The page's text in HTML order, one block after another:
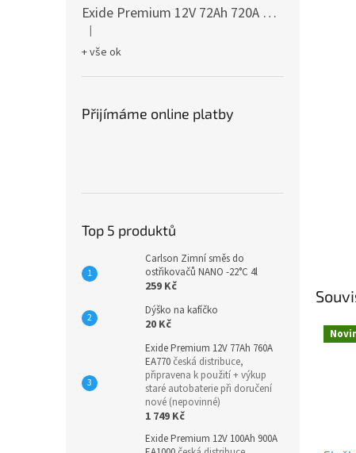
Exide Premium 12V 72Ah 720A EA722 česká
Hodnocení produktu je 5 z 5 hvězdiček.
|
+ vše ok
Přijímáme online platby
Top 5 produktů
Carlson Zimní směs do
ostřikovačů NANO -22°C 4l
259 Kč
Dýško na kafíčko
20 Kč
Exide Premium 12V 77Ah 760A
EA770 česká distribuce,
připravena k použití + výkup
staré autobaterie při doručení
nové (nepovinné)
1 749 Kč
Exide Premium 12V 100Ah 900A